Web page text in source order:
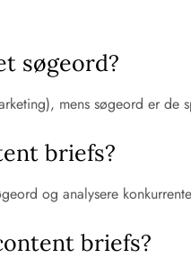
søgeord?
mens søgeord er
briefs?
og analysere
briefs?